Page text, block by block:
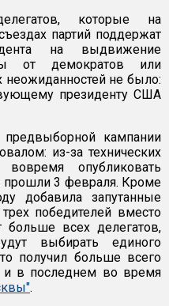
которые на
партий поддержат
на выдвижение
от демократов или
неожиданностей не было:
президенту США
кампании
из-за технических
опубликовать
прошли 3 февраля. Кроме
добавила запутанные
победителей вместо
больше всех делегатов,
выбирать единого
получил больше всего
и в последнем во время
.